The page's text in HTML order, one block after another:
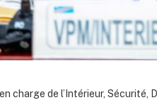
charge de l’Intérieur,